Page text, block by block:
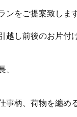
をご提案致します
越し前後のお片付
、
事柄、荷物を纏め